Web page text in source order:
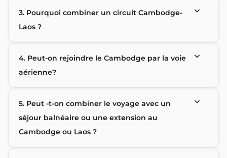
3. Pourquoi combiner un circuit Cambodge-
Laos ?
4. Peut-on rejoindre le Cambodge par la voie
aérienne?
5. Peut -t-on combiner le voyage avec un
séjour balnéaire ou une extension au
Cambodge ou Laos ?